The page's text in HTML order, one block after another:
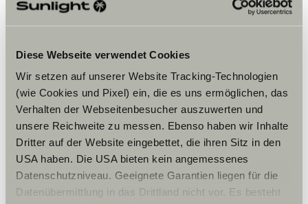
Diese Webseite verwendet Cookies
Wir setzen auf unserer Website Tracking-Technologien
(wie Cookies und Pixel) ein, die es uns ermöglichen, das
Verhalten der Webseitenbesucher auszuwerten und
unsere Reichweite zu messen. Ebenso haben wir Inhalte
Dritter auf der Website eingebettet, die ihren Sitz in den
USA haben. Die USA bieten kein angemessenes
Datenschutzniveau. Geeignete Garantien liegen für die
Datenübermittlung in das Drittland nicht vor. Es besteht
Toll, dass du hier bist! Wir arbeiten Hand in Hand mit
immer Zugang zu den besten SUNLIGHT Produkten hast
– und das direkt in deiner Nähe. Egal, ob du auf der
Suche nach den neuesten Innovationen bist oder einfach
nur stöbern möchtest, unsere vertrauenswürdigen
auf erstklassigen Service und SUNLIGHT Produkte, die
dich sicher begeistern werden. Auf geht’s!
Sie planen in entspannter Atmospähre und unter
Einbezug langjähriger Erfahrung den Kauf Ihres neuen